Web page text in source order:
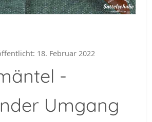
18. Februar 2022
-
Umgang